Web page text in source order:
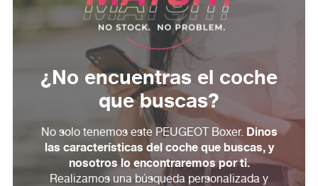
¿No encuentras el coche
que buscas?
No solo tenemos este PEUGEOT Boxer. Dinos
las características del coche que buscas, y
nosotros lo encontraremos por ti.
Realizamos una búsqueda personalizada y